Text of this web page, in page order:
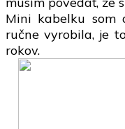
Mini kabelku som
ručne vyrobila, je
rokov.